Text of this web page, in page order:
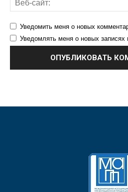
Уведомить меня о новых
Уведомлять меня о новых записях